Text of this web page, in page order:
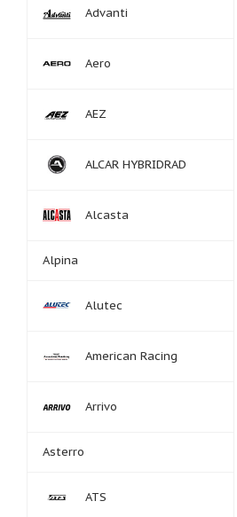
Advanti
Aero
AEZ
ALCAR HYBRIDRAD
Alcasta
Alpina
Alutec
American Racing
Arrivo
Asterro
ATS